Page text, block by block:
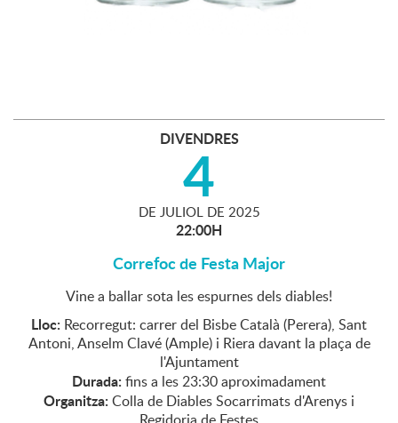
DIVENDRES
4
DE JULIOL DE 2025
22:00H
Correfoc de Festa Major
Vine a ballar sota les espurnes dels diables!
Lloc: Recorregut: carrer del Bisbe Català (Perera), Sant
Antoni, Anselm Clavé (Ample) i Riera davant la plaça de
l'Ajuntament
Durada: fins a les 23:30 aproximadament
Organitza: Colla de Diables Socarrimats d'Arenys i